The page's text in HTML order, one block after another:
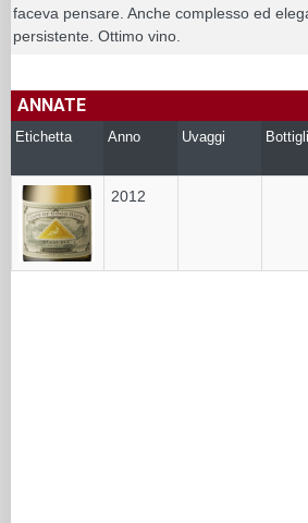
faceva pensare. Anche complesso ed
persistente. Ottimo vino.
ANNATE
Etichetta Anno Uvaggi
2012